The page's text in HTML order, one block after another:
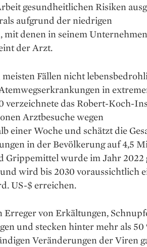
gesundheitlichen Risiken
aufgrund der niedrigen
denen in seinem Unter­nehmen
der Arzt.
Fällen nicht
in
verzeichnete das Robert-Koch-
Arztbesuche wegen
einer Woche und schätzt die
in der Bevölkerung auf 4,5
wurde im Jahr 2022
wird bis 2030 voraussichtlich
US-$ erreichen.
von Erkältungen,
und stecken hinter mehr als 50
Veränderungen der Viren